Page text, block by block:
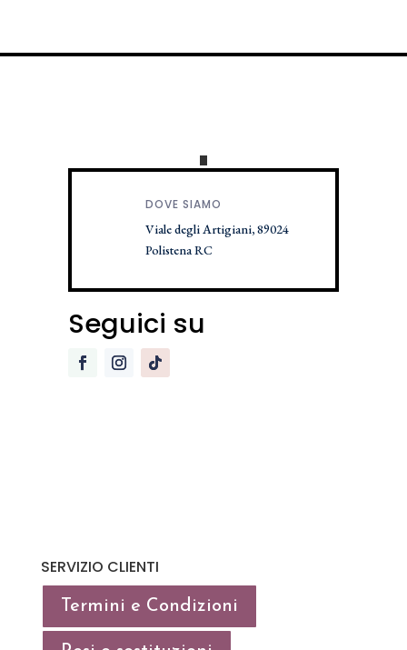
DOVE SIAMO
Viale degli Artigiani, 89024
Polistena RC
Seguici su
SERVIZIO CLIENTI
Termini e Condizioni